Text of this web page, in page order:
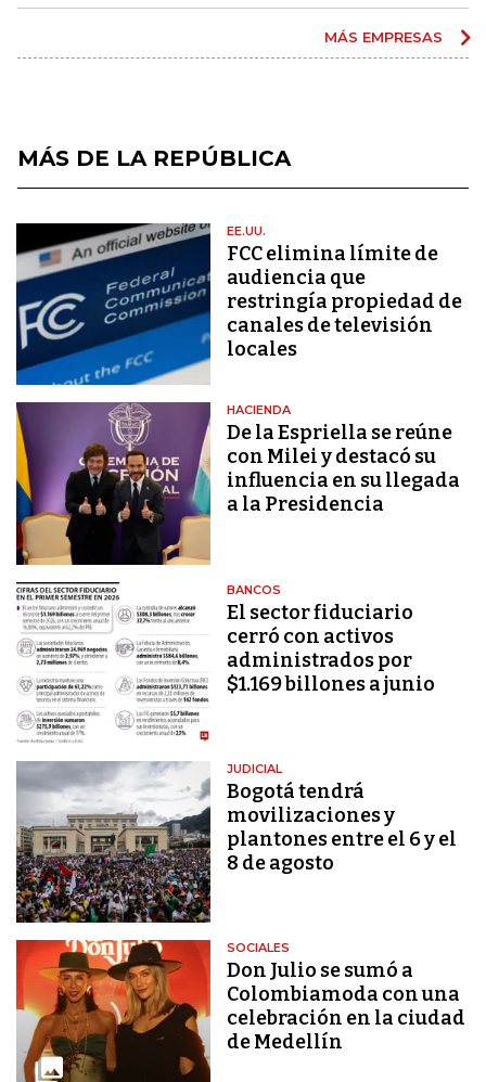
MÁS EMPRESAS
MÁS DE LA REPÚBLICA
EE.UU.
FCC elimina límite de
audiencia que
restringía propiedad de
canales de televisión
locales
HACIENDA
De la Espriella se reúne
con Milei y destacó su
influencia en su llegada
a la Presidencia
BANCOS
El sector fiduciario
cerró con activos
administrados por
$1.169 billones a junio
JUDICIAL
Bogotá tendrá
movilizaciones y
plantones entre el 6 y el
8 de agosto
SOCIALES
Don Julio se sumó a
Colombiamoda con una
celebración en la ciudad
de Medellín